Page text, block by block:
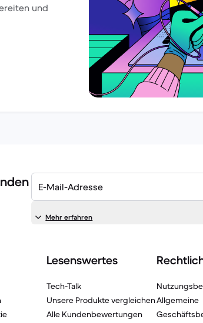
und
E-Mail-Adresse
Mehr erfahren
Lesenswertes
Tech-Talk
Unsere Produkte vergleichen
Alle Kundenbewertungen
Allgemeine